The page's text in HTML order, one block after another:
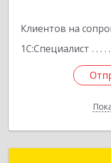
Клиентов на
1С:Специалист